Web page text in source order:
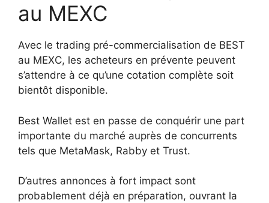
au MEXC
Avec le trading pré-commercialisation de BEST
au MEXC, les acheteurs en prévente peuvent
s’attendre à ce qu’une cotation complète soit
bientôt disponible.
Best Wallet est en passe de conquérir une part
importante du marché auprès de concurrents
tels que MetaMask, Rabby et Trust.
D’autres annonces à fort impact sont
probablement déjà en préparation, ouvrant la